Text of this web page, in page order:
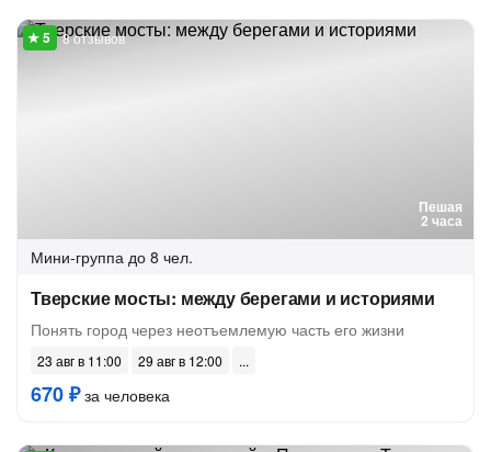
Пешая
2 часа
8 отзывов
Мини-группа до 8 чел.
Тверские мосты: между берегами и историями
Понять город через неотъемлемую часть его жизни
23 авг в 11:00 29 авг в 12:00
670 ₽за человека